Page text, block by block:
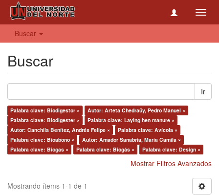
Buscar
Buscar
Ir
Palabra clave: Biodigestor ×
Autor: Arteta Chedraüy, Pedro Manuel ×
Palabra clave: Biodigester ×
Palabra clave: Laying hen manure ×
Autor: Canchila Benítez, Andrés Felipe ×
Palabra clave: Avícola ×
Palabra clave: Bioabono ×
Autor: Amador Sanabria, Maria Camila ×
Palabra clave: Biogas ×
Palabra clave: Biogás × Palabra clave: Design ×
Mostrar Filtros Avanzados
Mostrando ítems 1-1 de 1